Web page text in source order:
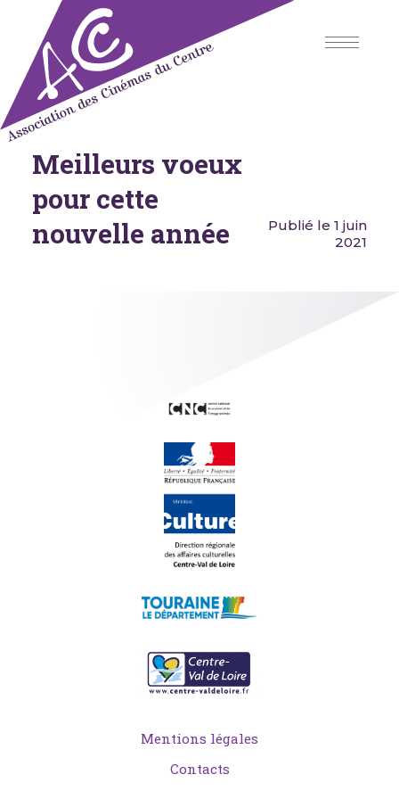
content
Association des Cinémas du
Centre
Meilleurs voeux
pour cette
nouvelle année
Publié le 1 juin
2021
Mentions légales
Contacts